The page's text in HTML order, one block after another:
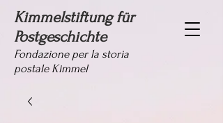
Kimmelstiftung für
Postgeschichte
Fondazione per la storia
postale Kimmel